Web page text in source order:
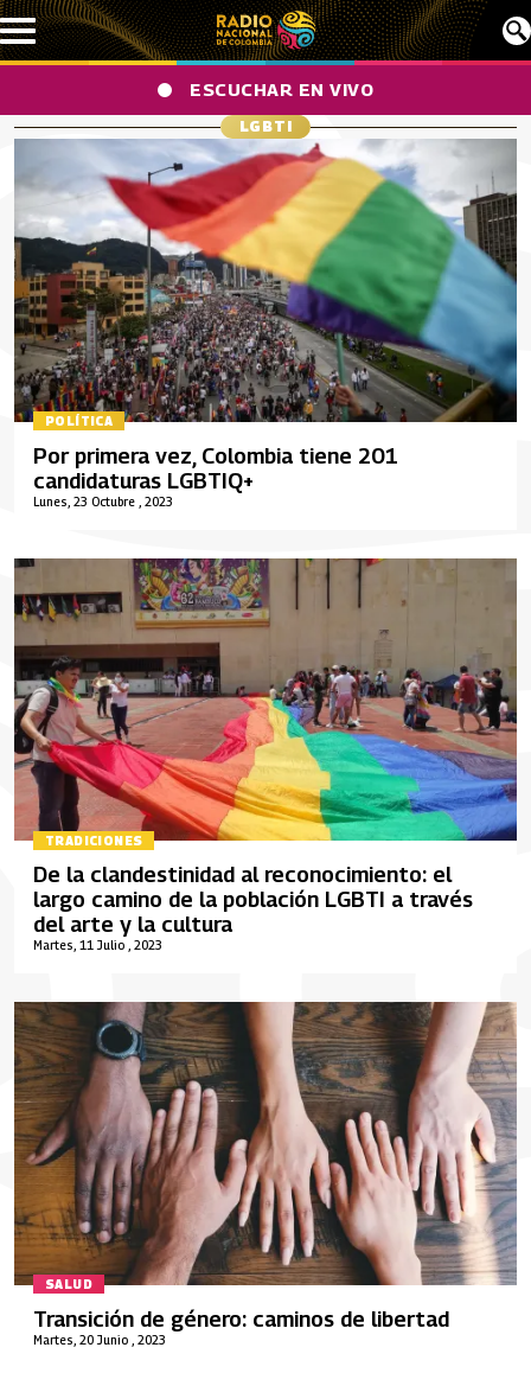
Pasar al contenido principal
ESCUCHAR EN VIVO
LGBTI
POLÍTICA
Lunes, 23 Octubre , 2023
Por primera vez, Colombia tiene 201
candidaturas LGBTIQ+
TRADICIONES
Martes, 11 Julio , 2023
De la clandestinidad al reconocimiento: el
largo camino de la población LGBTI a través
del arte y la cultura
SALUD
Martes, 20 Junio , 2023
Transición de género: caminos de libertad